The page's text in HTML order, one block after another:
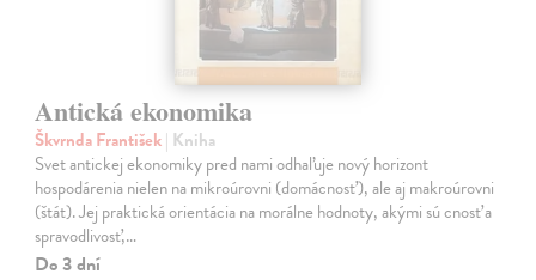
Antická ekonomika
Škvrnda František| Kniha
Svet antickej ekonomiky pred nami odhaľuje nový horizont
hospodárenia nielen na mikroúrovni (domácnosť), ale aj makroúrovni
(štát). Jej praktická orientácia na morálne hodnoty, akými sú cnosť a
spravodlivosť,…
Do 3 dní